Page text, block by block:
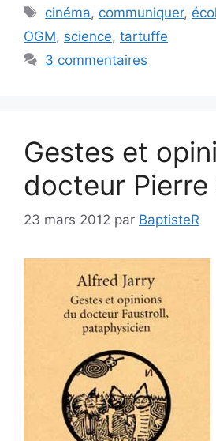
Étiquettes
cinéma, communiquer,
OGM, science, tartuffe
3 commentaires
Gestes et
docteur Pierre
23 mars 2012 par BaptisteR